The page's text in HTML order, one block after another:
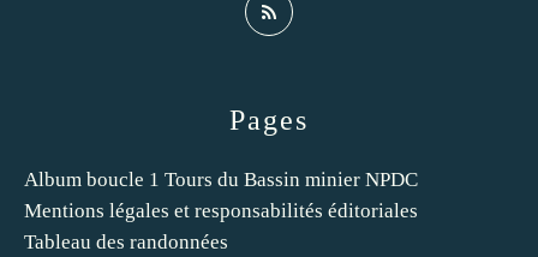
Pages
Album boucle 1 Tours du Bassin minier NPDC
Mentions légales et responsabilités éditoriales
Tableau des randonnées